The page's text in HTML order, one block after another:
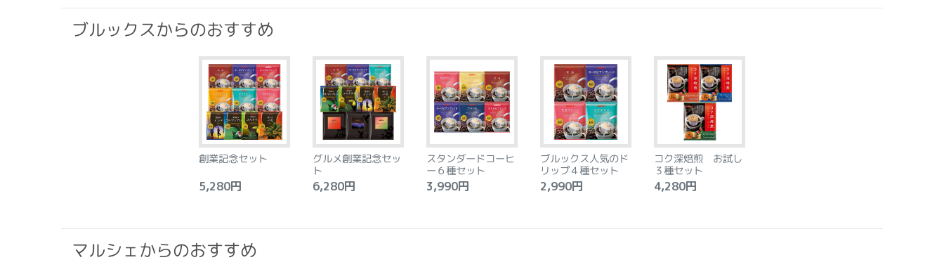
ブルックスからのおすすめ
創業記念セット
5,280円
グルメ創業記念セッ
ト
6,280円
スタンダードコーヒ
ー６種セット
3,990円
ブルックス人気のド
リップ４種セット
2,990円
コク深焙煎 お試し
３種セット
4,280円
マルシェからのおすすめ